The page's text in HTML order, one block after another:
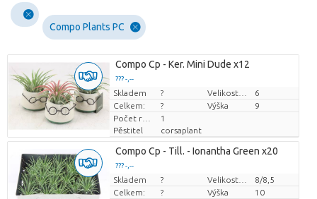
Compo Plants PC
Compo Cp - Ker. Mini Dude x12
??? -,--
Cena za kus
Skladem ?
6
Celkem:
? Výška
9
Počet rostlin/hrnce
1
Pěstitel
corsaplant
Compo Cp - Till. - Ionantha Green x20
??? -,--
Cena za kus
Skladem ?
8/8,5
Celkem:
? Výška
10